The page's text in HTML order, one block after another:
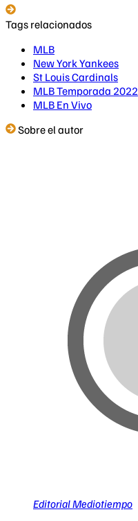
Tags relacionados
MLB
New York Yankees
St Louis Cardinals
MLB Temporada 2022
MLB En Vivo
Sobre el autor
Editorial Mediotiempo